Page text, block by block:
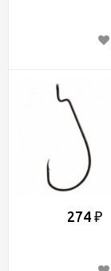
274 ₽